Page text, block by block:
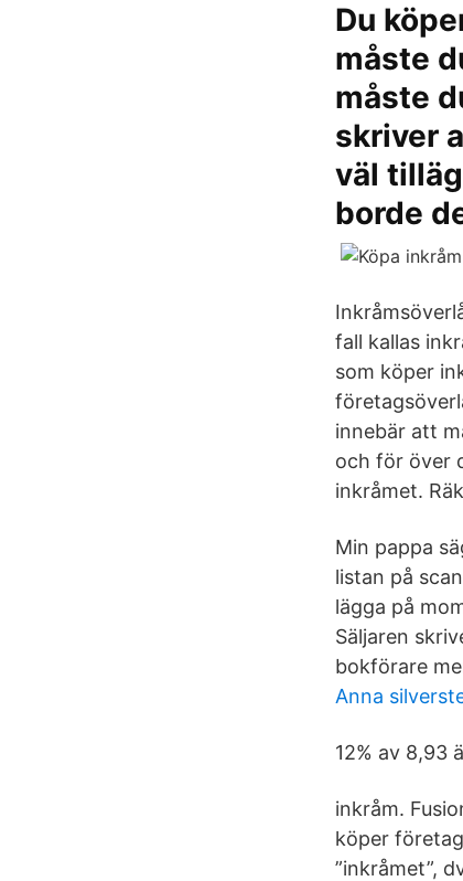
Du
måste
måste
skriver
väl
borde
fall kallas
som köper
innebär att
och för över
inkråmet.
Min pappa
listan på
lägga på
Säljaren
bokförare
Anna
12% av 8,93
inkråm.
köper
”inkråmet”,